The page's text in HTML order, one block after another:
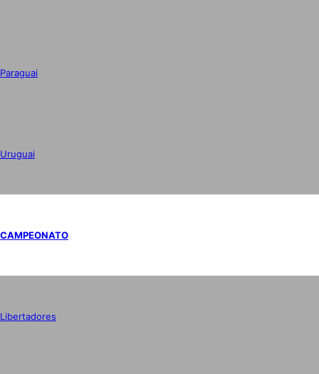
Paraguai
Uruguai
CAMPEONATO
Libertadores